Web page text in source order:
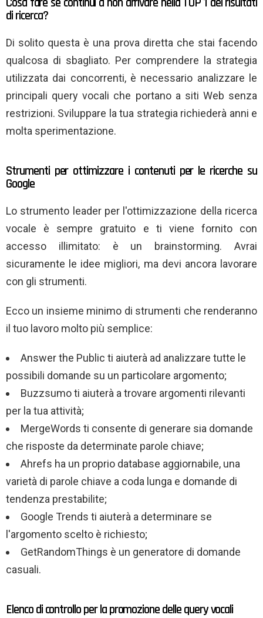
di ricerca?
Di solito questa è una prova diretta che stai facendo
qualcosa di sbagliato. Per comprendere la strategia
utilizzata dai concorrenti, è necessario analizzare le
principali query vocali che portano a siti Web senza
restrizioni. Sviluppare la tua strategia richiederà anni e
molta sperimentazione.
Strumenti per ottimizzare i contenuti per le ricerche su
Google
Lo strumento leader per l'ottimizzazione della ricerca
vocale è sempre gratuito e ti viene fornito con
accesso illimitato: è un brainstorming. Avrai
sicuramente le idee migliori, ma devi ancora lavorare
con gli strumenti.
Ecco un insieme minimo di strumenti che renderanno
il tuo lavoro molto più semplice:
Answer the Public ti aiuterà ad analizzare tutte le
possibili domande su un particolare argomento;
Buzzsumo ti aiuterà a trovare argomenti rilevanti
per la tua attività;
MergeWords ti consente di generare sia domande
che risposte da determinate parole chiave;
Ahrefs ha un proprio database aggiornabile, una
varietà di parole chiave a coda lunga e domande di
tendenza prestabilite;
Google Trends ti aiuterà a determinare se
l'argomento scelto è richiesto;
GetRandomThings è un generatore di domande
casuali.
Elenco di controllo per la promozione delle query vocali